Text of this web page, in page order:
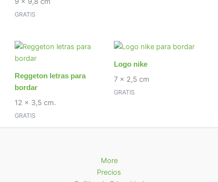
GRATIS
Reggeton letras para
bordar
12 x 3,5 cm.
GRATIS
Logo nike
7 x 2,5 cm
GRATIS
More
Precios